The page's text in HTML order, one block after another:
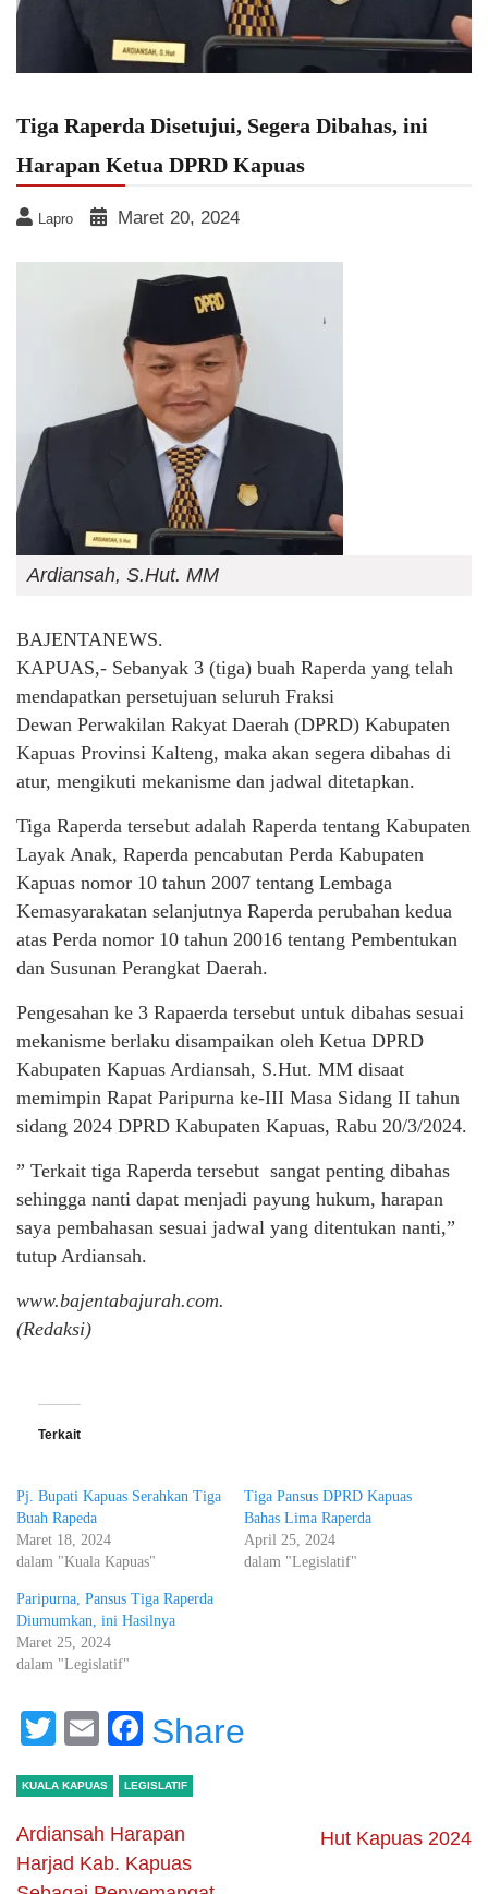
Tiga Raperda Disetujui, Segera Dibahas, ini
Harapan Ketua DPRD Kapuas
Lapro Maret 20, 2024
Ardiansah, S.Hut. MM
BAJENTANEWS.
KAPUAS,- Sebanyak 3 (tiga) buah Raperda yang telah
mendapatkan persetujuan seluruh Fraksi
Dewan Perwakilan Rakyat Daerah (DPRD) Kabupaten
Kapuas Provinsi Kalteng, maka akan segera dibahas di
atur, mengikuti mekanisme dan jadwal ditetapkan.
Tiga Raperda tersebut adalah Raperda tentang Kabupaten
Layak Anak, Raperda pencabutan Perda Kabupaten
Kapuas nomor 10 tahun 2007 tentang Lembaga
Kemasyarakatan selanjutnya Raperda perubahan kedua
atas Perda nomor 10 tahun 20016 tentang Pembentukan
dan Susunan Perangkat Daerah.
Pengesahan ke 3 Rapaerda tersebut untuk dibahas sesuai
mekanisme berlaku disampaikan oleh Ketua DPRD
Kabupaten Kapuas Ardiansah, S.Hut. MM disaat
memimpin Rapat Paripurna ke-III Masa Sidang II tahun
sidang 2024 DPRD Kabupaten Kapuas, Rabu 20/3/2024.
” Terkait tiga Raperda tersebut sangat penting dibahas
sehingga nanti dapat menjadi payung hukum, harapan
saya pembahasan sesuai jadwal yang ditentukan nanti,”
tutup Ardiansah.
www.bajentabajurah.com.
(Redaksi)
Terkait
Pj. Bupati Kapuas Serahkan Tiga
Buah Rapeda
Maret 18, 2024
dalam "Kuala Kapuas"
Tiga Pansus DPRD Kapuas
Bahas Lima Raperda
April 25, 2024
dalam "Legislatif"
Paripurna, Pansus Tiga Raperda
Diumumkan, ini Hasilnya
Maret 25, 2024
dalam "Legislatif"
Twitter
EmailFacebook
Share
KUALA KAPUAS LEGISLATIF
Ardiansah Harapan
Harjad Kab. Kapuas
Hut Kapuas 2024